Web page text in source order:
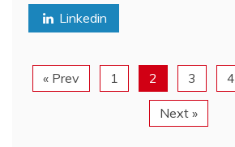
Linkedin
« Prev 1 2 3 4
Next »